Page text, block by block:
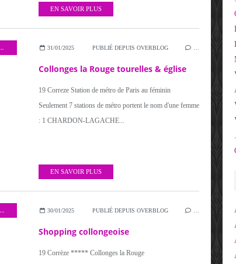
EN SAVOIR PLUS
31/01/2025 PUBLIÉ DEPUIS OVERBLOG
Collonges la Rouge tourelles & église
19 Correze Station de métro de Paris au féminin
Seulement 7 stations de métro portent le nom d'une femme
: 1 CHARDON-LAGACHE...
EN SAVOIR PLUS
30/01/2025 PUBLIÉ DEPUIS OVERBLOG
Shopping collongeoise
19 Corrèze ***** Collonges la Rouge